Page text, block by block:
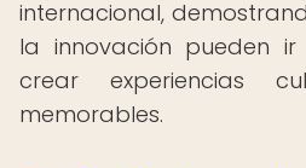
internacional,
la innovación pueden
crear experiencias
memorables.